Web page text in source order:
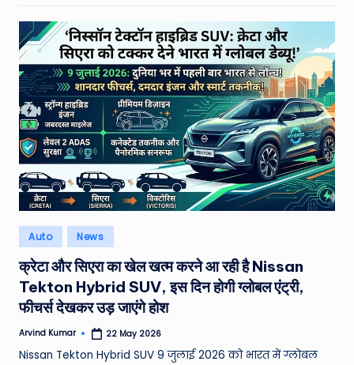
h
&
M
o
vi
e
N
e
w
s
A
ro
u
Posted
in
Auto News
क्रेटा और सिएरा का खेल खत्म करने आ रही है Nissan
Tekton Hybrid SUV, इस दिन होगी ग्लोबल एंट्री,
फीचर्स देखकर उड़ जाएंगे होश
Posted
Arvind Kumar 22 May 2026
Nissan Tekton Hybrid SUV 9 जुलाई 2026 को भारत में ग्लोबल